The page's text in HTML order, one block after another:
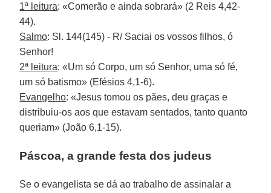
1ª leitura: «Comerão e ainda sobrará» (2 Reis 4,42-
44).
Salmo: Sl. 144(145) - R/ Saciai os vossos filhos, ó
Senhor!
2ª leitura: «Um só Corpo, um só Senhor, uma só fé,
um só batismo» (Efésios 4,1-6).
Evangelho: «Jesus tomou os pães, deu graças e
distribuiu-os aos que estavam sentados, tanto quanto
queriam» (João 6,1-15).
Páscoa, a grande festa dos judeus
Se o evangelista se dá ao trabalho de assinalar a